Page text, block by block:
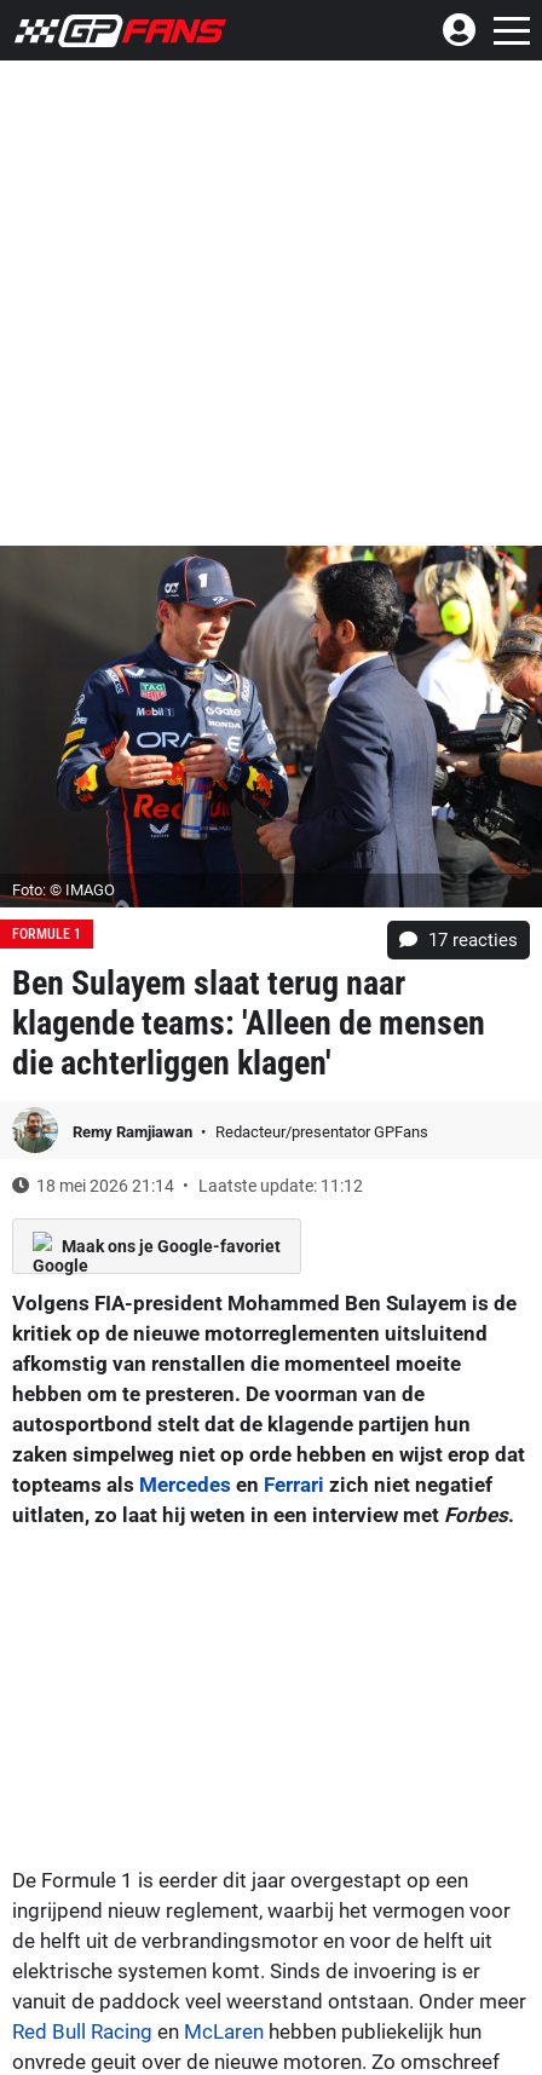
Foto: © IMAGO
FORMULE 1 17 reacties
Ben Sulayem slaat terug naar
klagende teams: 'Alleen de mensen
die achterliggen klagen'
Remy Ramjiawan Redacteur/presentator GPFans
18 mei 2026 21:14 Laatste update: 11:12
Maak ons je Google-favoriet
Volgens FIA-president Mohammed Ben Sulayem is de
kritiek op de nieuwe motorreglementen uitsluitend
afkomstig van renstallen die momenteel moeite
hebben om te presteren. De voorman van de
autosportbond stelt dat de klagende partijen hun
zaken simpelweg niet op orde hebben en wijst erop dat
topteams als Mercedes en Ferrari zich niet negatief
uitlaten, zo laat hij weten in een interview met Forbes.
De Formule 1 is eerder dit jaar overgestapt op een
ingrijpend nieuw reglement, waarbij het vermogen voor
de helft uit de verbrandingsmotor en voor de helft uit
elektrische systemen komt. Sinds de invoering is er
vanuit de paddock veel weerstand ontstaan. Onder meer
Red Bull Racing en McLaren hebben publiekelijk hun
onvrede geuit over de nieuwe motoren. Zo omschreef